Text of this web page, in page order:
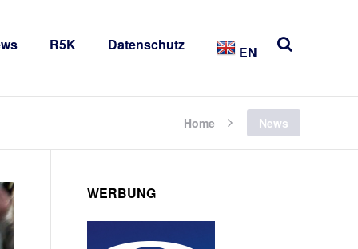
R5K Datenschutz EN
Home News
WERBUNG